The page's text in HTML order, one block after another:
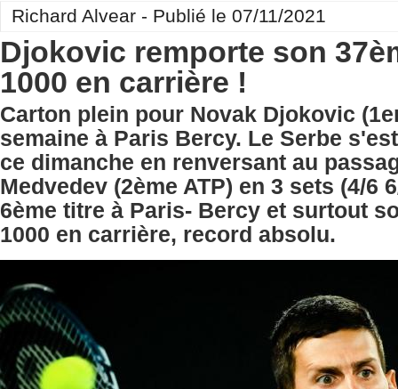
Richard Alvear - Publié le 07/11/2021
Djokovic remporte son
1000 en carrière !
Carton plein pour Novak Djokovic
semaine à Paris Bercy. Le Serbe
ce dimanche en renversant au
Medvedev (2ème ATP) en 3 sets (4/6
6ème titre à Paris- Bercy et surtout
1000 en carrière, record absolu.